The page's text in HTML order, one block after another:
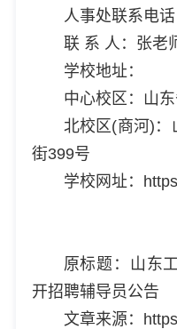
人事处联系电
联 系 人：张老
学校地址：
中心校区：山
北校区(商河)：
街399号
学校网址：
原标题：山东
开招聘辅导员公告
文章来源：